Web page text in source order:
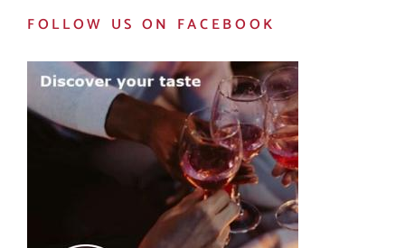
FOLLOW US ON FACEBOOK